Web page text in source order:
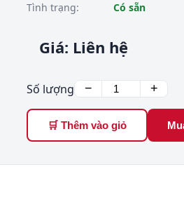
Tình trạng:
Có sẵn
Giá: Liên hệ
Số lượng − +
🛒 Thêm vào giỏ